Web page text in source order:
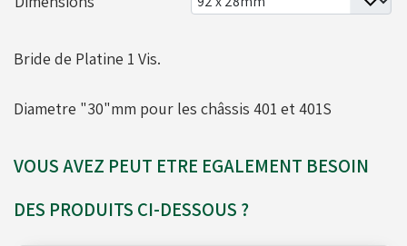
Bride de Platine 1 Vis.
Diametre "30"mm pour les châssis 401 et 401S
VOUS AVEZ PEUT ETRE EGALEMENT BESOIN
DES PRODUITS CI-DESSOUS ?
Pédales - Cale-pieds